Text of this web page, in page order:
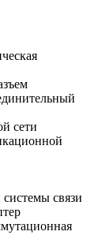
сети
связи